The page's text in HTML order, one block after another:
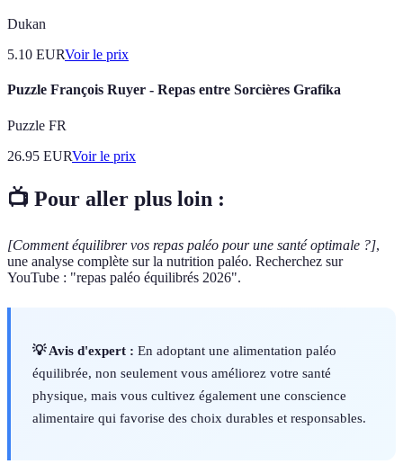
Dukan
5.10 EURVoir le prix
Puzzle François Ruyer - Repas entre Sorcières Grafika
Puzzle FR
26.95 EURVoir le prix
📺 Pour aller plus loin :
[Comment équilibrer vos repas paléo pour une santé optimale ?],
une analyse complète sur la nutrition paléo. Recherchez sur
YouTube : "repas paléo équilibrés 2026".
💡 Avis d'expert : En adoptant une alimentation paléo
équilibrée, non seulement vous améliorez votre santé
physique, mais vous cultivez également une conscience
alimentaire qui favorise des choix durables et responsables.